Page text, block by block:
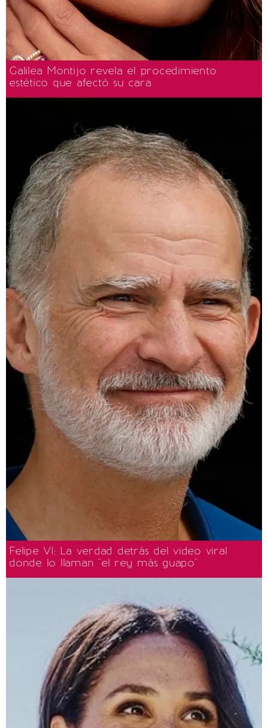
Galilea Montijo revela el procedimiento
estético que afectó su cara
Felipe VI: La verdad detrás del video viral
donde lo llaman "el rey más guapo"